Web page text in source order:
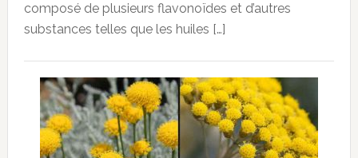
composé de plusieurs flavonoïdes et d’autres
substances telles que les huiles […]